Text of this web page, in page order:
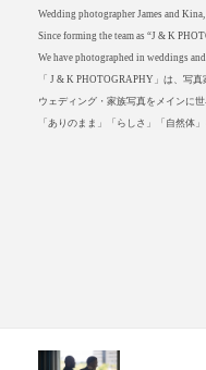
Wedding photographer James and Kina,
Since forming the team as “J & K
We have photographed in weddings
「 J & K PHOTOGRAPHY」は、写
ウェディング・家族写真をメインに世
「ありのまま」「らしさ」「自然体